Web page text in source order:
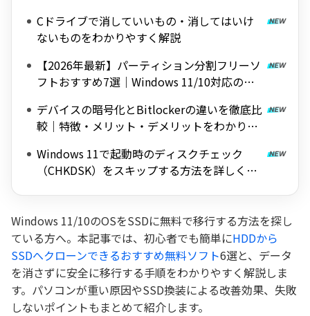
Cドライブで消していいもの・消してはいけ
ないものをわかりやすく解説
【2026年最新】パーティション分割フリーソ
フトおすすめ7選｜Windows 11/10対応の無
デバイスの暗号化とBitlockerの違いを徹底比
較｜特徴・メリット・デメリットをわかりや
Windows 11で起動時のディスクチェック
（CHKDSK）をスキップする方法を詳しく解
Windows 11/10のOSをSSDに無料で移行する方法を探し
ている方へ。本記事では、初心者でも簡単にHDDから
SSDへクローンできるおすすめ無料ソフト6選と、データ
を消さずに安全に移行する手順をわかりやすく解説しま
す。パソコンが重い原因やSSD換装による改善効果、失敗
しないポイントもまとめて紹介します。